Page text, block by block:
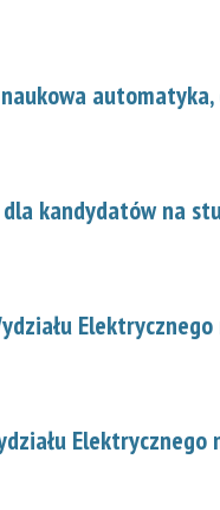
kandydatów na